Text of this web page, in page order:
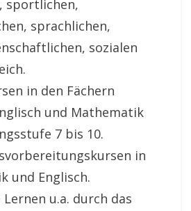
sportlichen,
sprachlichen,
sozialen
in den Fächern
und Mathematik
7 bis 10.
in
und Englisch.
Lernen u.a. durch das